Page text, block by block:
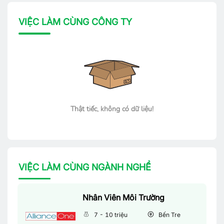
VIỆC LÀM CÙNG CÔNG TY
Thật tiếc, không có dữ liệu!
VIỆC LÀM CÙNG NGÀNH NGHỀ
Nhân Viên Môi Trường
7 - 10 triệu Bến Tre